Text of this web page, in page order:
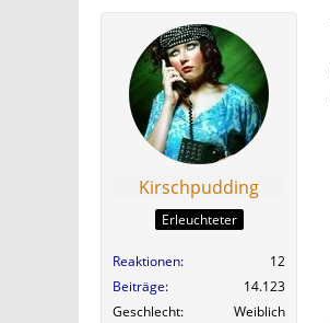
Kirschpudding
Erleuchteter
Reaktionen
12
Beiträge
14.123
Geschlecht
Weiblich